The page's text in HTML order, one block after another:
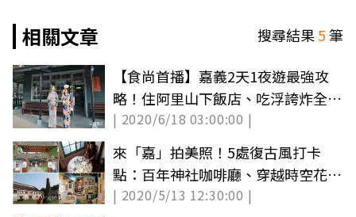
相關文章
搜尋結果5筆
【食尚首播】嘉義2天1夜遊最強攻
略！住阿里山下飯店、吃浮誇炸全
雞，再拍和服美照
| 2020/6/18 03:00:00 |
來「嘉」拍美照！5處復古風打卡
點：百年神社咖啡廳、穿越時空花磚
牆、60年老旅社
| 2020/5/13 12:30:00 |